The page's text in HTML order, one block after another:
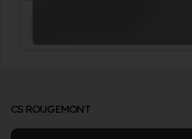
CS ROUGEMONT